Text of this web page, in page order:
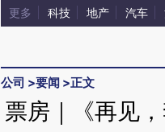
更多 科技 地产 汽车
公司 >要闻 >正文
票房｜《再见